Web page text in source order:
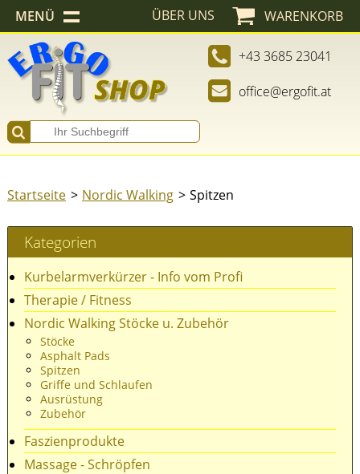
WARENKORB
ÜBER UNS
+43 3685 23041
office@ergofit.at
MENÜ
Startseite Nordic Walking Spitzen
Kategorien
Kurbelarmverkürzer - Info vom Profi
Therapie / Fitness
Nordic Walking Stöcke u. Zubehör
Stöcke
Asphalt Pads
Spitzen
Griffe und Schlaufen
Ausrüstung
Zubehör
Faszienprodukte
Massage - Schröpfen